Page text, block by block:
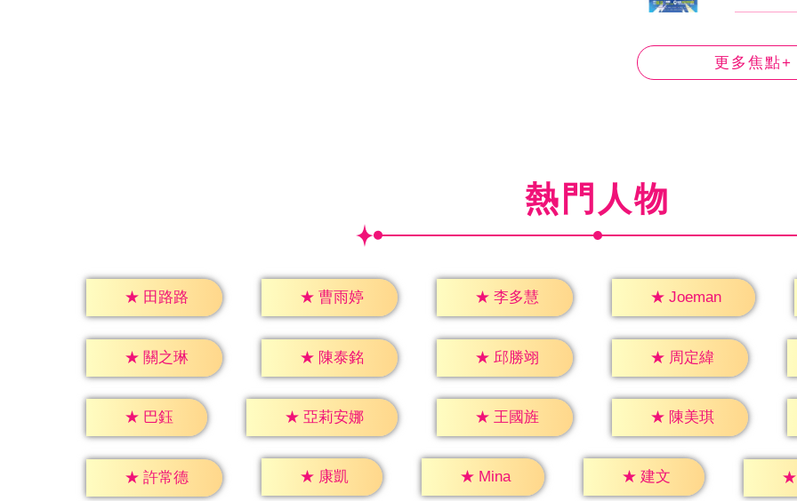
更多焦點+
熱門人物
★ 田路路 ★ 曹雨婷 ★ 李多慧 ★ Joeman
★ 關之琳 ★ 陳泰銘 ★ 邱勝翊 ★ 周定緯
★ 巴鈺 ★ 亞莉安娜 ★ 王國旌 ★ 陳美琪
★ 許常德 ★ 康凱 ★ Mina ★ 建文 ★